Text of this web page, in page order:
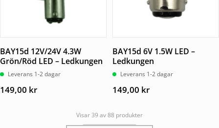
BAY15d 12V/24V 4.3W
Grön/Röd LED – Ledkungen
Leverans 1-2 dagar
149,00 kr
BAY15d 6V 1.5W LED –
Ledkungen
Leverans 1-2 dagar
149,00 kr
Visar 39 av 88 produkter